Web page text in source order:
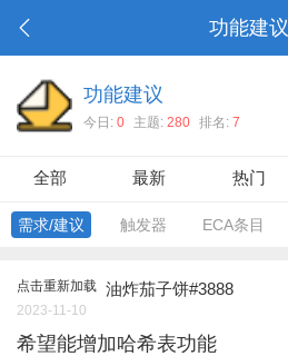
功能建议
功能建议
今日: 0 主题: 280 排名: 7
全部 最新 热门
需求/建议 触发器 ECA条目
点击重新加载 油炸茄子饼#3888
2023-11-10
希望能增加哈希表功能